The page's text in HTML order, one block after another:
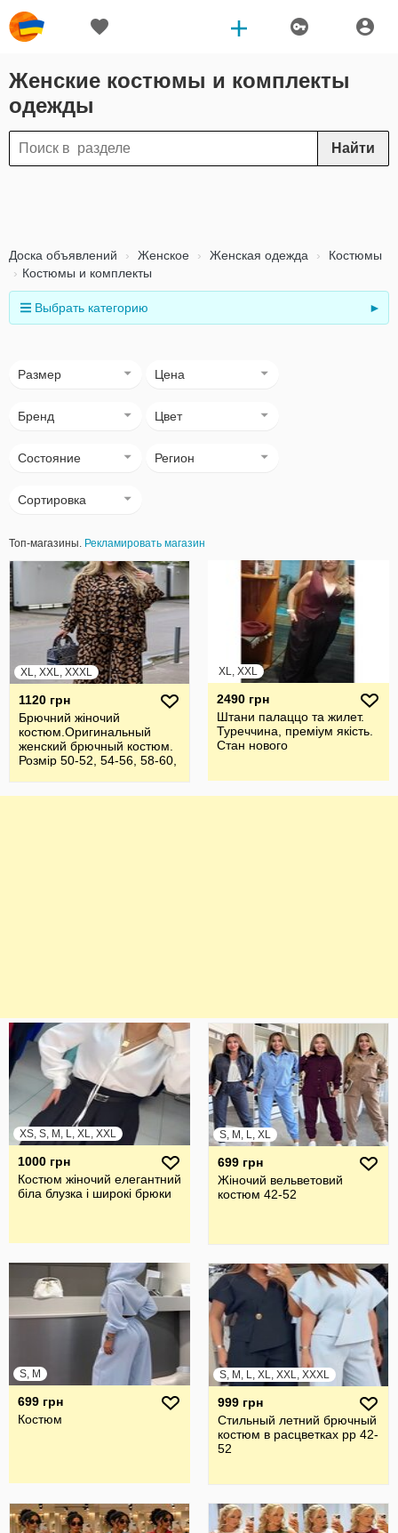
Женские костюмы и комплекты
одежды
Найти
Доска объявлений Женское Женская одежда
Костюмы
Костюмы и комплекты
Выбрать категорию ►
Размер Цена
Бренд Цвет
Состояние Регион
Сортировка
Топ-магазины. Рекламировать магазин
XL, XXL, XXXL
1120 грн
Брючний жiночий
костюм.Оригинальный
женский брючный костюм.
Розмір 50-52, 54-56, 58-60,
XL, XXL
2490 грн
Штани палаццо та жилет.
Туреччина, преміум якість.
Стан нового
XS, S, M, L, XL, XXL
1000 грн
Костюм жіночий елегантний
біла блузка і широкі брюки
S, M, L, XL
699 грн
Жіночий вельветовий
костюм 42-52
S, M
699 грн
Костюм
S, M, L, XL, XXL, XXXL
999 грн
Стильный летний брючный
костюм в расцветках рр 42-
52